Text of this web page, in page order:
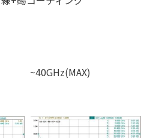
~40GHz(MAX)